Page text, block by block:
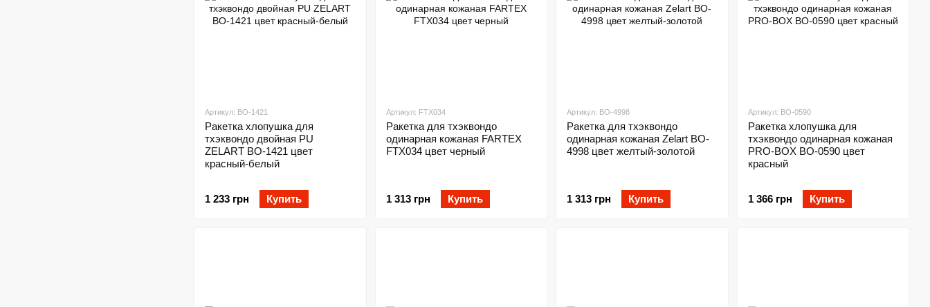
Артикул: BO-1421
Ракетка хлопушка для
тхэквондо двойная PU
ZELART BO-1421 цвет
красный-белый
1 233 грн Купить
Артикул: FTX034
Ракетка для тхэквондо
одинарная кожаная FARTEX
FTX034 цвет черный
1 313 грн Купить
Артикул: BO-4998
Ракетка для тхэквондо
одинарная кожаная Zelart BO-
4998 цвет желтый-золотой
1 313 грн Купить
Артикул: BO-0590
Ракетка хлопушка для
тхэквондо одинарная кожаная
PRO-BOX BO-0590 цвет
красный
1 366 грн Купить